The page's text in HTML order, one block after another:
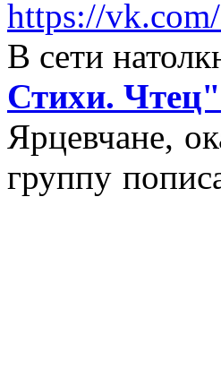
https://
В сети
Стихи. Чтец"
Ярцевчане,
группу